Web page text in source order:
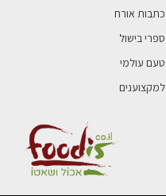
כתבות אורח
ספרי בישול
טעם עולמי
למקצוענים